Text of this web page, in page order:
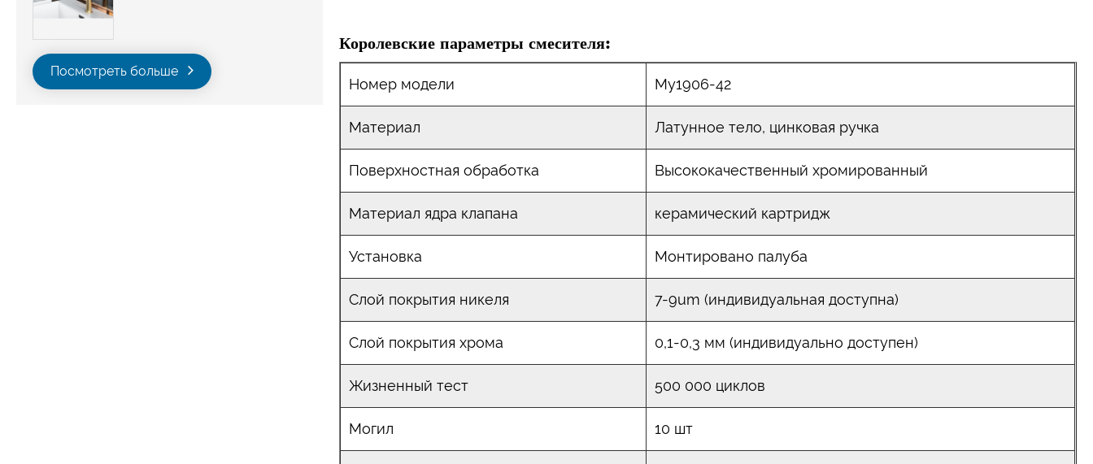
Посмотреть больше
Королевские параметры смесителя:
Номер модели My1906-42
Материал Латунное тело, цинковая ручка
Поверхностная обработка Высококачественный хромированный
Материал ядра клапана керамический картридж
Установка Монтировано палуба
Слой покрытия никеля 7-9um (индивидуальная доступна)
Слой покрытия хрома 0,1-0,3 мм (индивидуально доступен)
Жизненный тест 500 000 циклов
Могил 10 шт